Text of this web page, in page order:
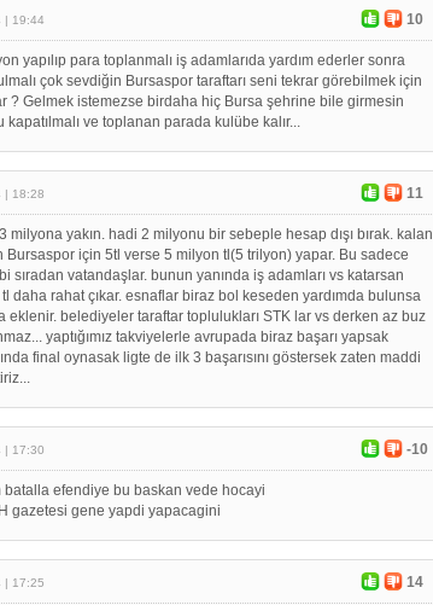
| 19:44 10
yapılıp para toplanmalı iş adamlarıda yardım ederler sonra
çok sevdiğin Bursaspor taraftarı seni tekrar görebilmek için
? Gelmek istemezse birdaha hiç Bursa şehrine bile girmesin
ve toplanan parada kulübe kalır...
| 18:28 11
milyona yakın. hadi 2 milyonu bir sebeple hesap dışı bırak. kalan
Bursaspor için 5tl verse 5 milyon tl(5 trilyon) yapar. Bu sadece
sıradan vatandaşlar. bunun yanında iş adamları vs katarsan
daha rahat çıkar. esnaflar biraz bol keseden yardımda bulunsa
eklenir. belediyeler taraftar toplulukları STK lar vs derken az buz
yaptığımız takviyelerle avrupada biraz başarı yapsak
final oynasak ligte de ilk 3 başarısını göstersek zaten maddi
| 17:30 -10
batalla efendiye bu baskan vede hocayi
gazetesi gene yapdi yapacagini
| 17:25 14